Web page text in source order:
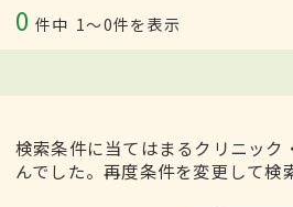
0 件中 1〜0件を表示
検索条件に当てはまるクリニック
んでした。再度条件を変更して検